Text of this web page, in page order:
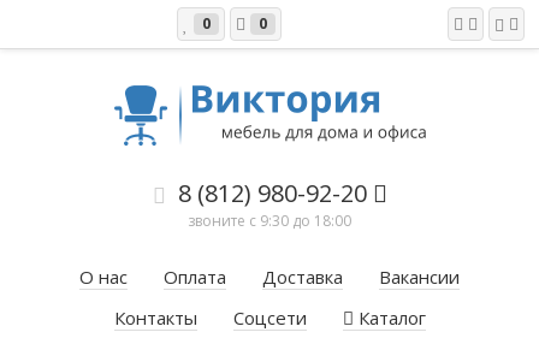
0 0
8 (812) 980-92-20
звоните с 9:30 до 18:00
О нас Оплата Доставка
Вакансии
Контакты
Соцсети Каталог